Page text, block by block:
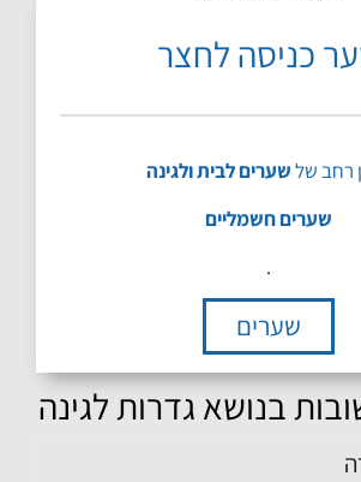
כניסה לחצר
רחב שלשערים לבית ולגינה
שערים חשמליים
.
שערים
בנושא גדרות לגינה